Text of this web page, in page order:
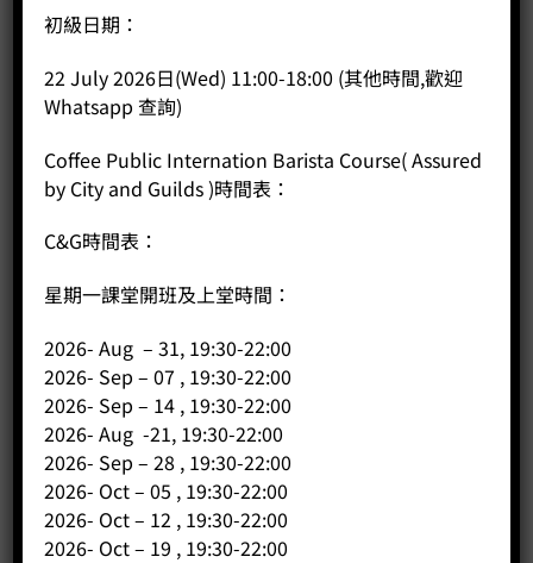
初級日期：
22 July 2026日(Wed) 11:00-18:00 (其他時間,歡迎
Whatsapp 查詢)
Coffee Public Internation Barista Course( Assured
by City and Guilds )時間表：
C&G時間表：
星期一課堂開班及上堂時間：
2026- Aug – 31, 19:30-22:00
2026- Sep – 07 , 19:30-22:00
2026- Sep – 14 , 19:30-22:00
2026- Aug -21, 19:30-22:00
2026- Sep – 28 , 19:30-22:00
2026- Oct – 05 , 19:30-22:00
2026- Oct – 12 , 19:30-22:00
2026- Oct – 19 , 19:30-22:00